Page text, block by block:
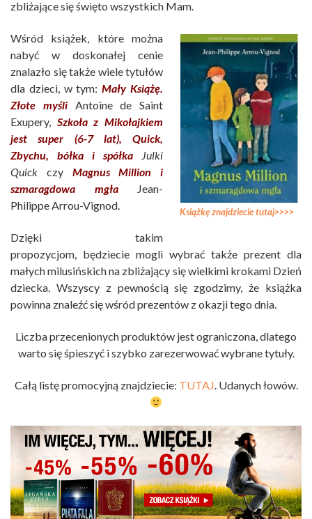
zbliżające się święto wszystkich Mam.
Książkę znajdziecie tutaj>>>>
Wśród książek, które można
nabyć w doskonałej cenie
znalazło się także wiele tytułów
dla dzieci, w tym: Mały Książę.
Złote myśliAntoine de Saint
Exupery, Szkoła z Mikołajkiem
jest super (6-7 lat),
Quick,
Zbychu, bółka i spółka Julki
Quick czy Magnus Million i
szmaragdowa mgłaJean-
Philippe Arrou-Vignod.
Dzięki takim
propozycjom, będziecie mogli wybrać także prezent dla
małych milusińskich na zbliżający się wielkimi krokami Dzień
dziecka. Wszyscy z pewnością się zgodzimy, że książka
powinna znaleźć się wśród prezentów z okazji tego dnia.
Liczba przecenionych produktów jest ograniczona, dlatego
warto się śpieszyć i szybko zarezerwować wybrane tytuły.
Całą listę promocyjną znajdziecie: TUTAJ. Udanych łowów.